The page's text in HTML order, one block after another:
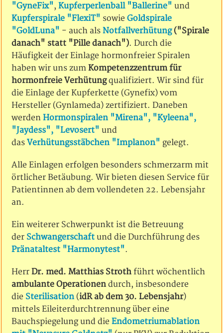
"GyneFix",Kupferperlenball "Ballerine" und
Kupferspirale "FlexiT" sowie Goldspirale
"GoldLuna" - auch alsNotfallverhütung("Spirale
danach" statt "Pille danach"). Durch die
Häufigkeit der Einlage hormonfreier Spiralen
haben wir uns zumKompetenzzentrum für
hormonfreie Verhütungqualifiziert. Wir sind für
die Einlage der Kupferkette (Gynefix) vom
Hersteller (Gynlameda) zertifiziert. Daneben
werdenHormonspiralen "Mirena", "Kyleena",
"Jaydess", "Levosert" und
dasVerhütungsstäbchen "Implanon" gelegt.
Alle Einlagen erfolgen besonders schmerzarm mit
örtlicher Betäubung. Wir bieten diesen Service für
Patientinnen ab dem vollendeten 22. Lebensjahr
an.
Ein weiterer Schwerpunkt ist die Betreuung
der Schwangerschaft und die Durchführung des
Pränataltest "Harmonytest".
HerrDr. med. Matthias Stroth führt wöchentlich
ambulante Operationen durch, insbesondere
die Sterilisation(idR ab dem 30. Lebensjahr)
mittels Eileiterdurchtrennung über eine
Bauchspiegelung und dieEndometriumablation